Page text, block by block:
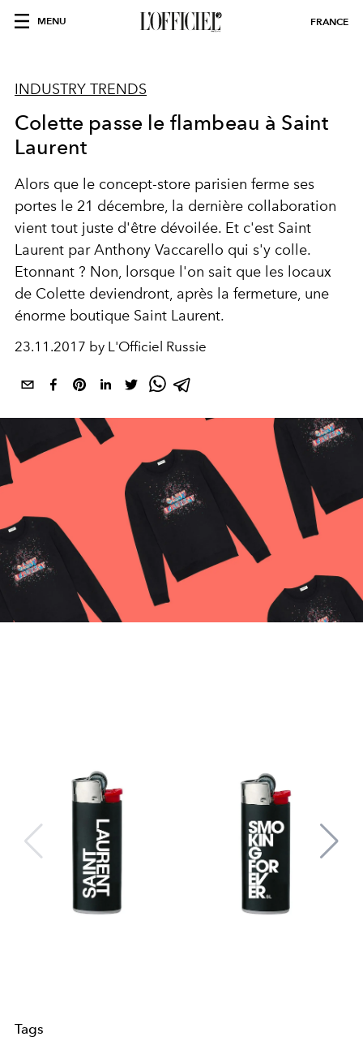
MENU FRANCE
INDUSTRY TRENDS
Colette passe le flambeau à Saint
Laurent
Alors que le concept-store parisien ferme ses
portes le 21 décembre, la dernière collaboration
vient tout juste d'être dévoilée. Et c'est Saint
Laurent par Anthony Vaccarello qui s'y colle.
Etonnant ? Non, lorsque l'on sait que les locaux
de Colette deviendront, après la fermeture, une
énorme boutique Saint Laurent.
23.11.2017 by L'Officiel Russie
Tags